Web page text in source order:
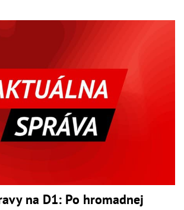
na D1: Po hromadnej